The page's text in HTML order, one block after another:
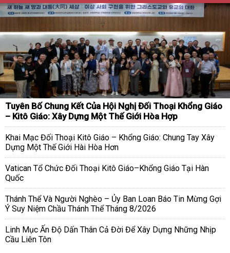
Tuyên Bố Chung Kết Của Hội Nghị Đối Thoại Khổng Giáo
– Kitô Giáo: Xây Dựng Một Thế Giới Hòa Hợp
Khai Mạc Đối Thoại Kitô Giáo – Khổng Giáo: Chung Tay Xây
Dựng Một Thế Giới Hài Hòa Hơn
Vatican Tổ Chức Đối Thoại Kitô Giáo–Khổng Giáo Tại Hàn
Quốc
Thánh Thể Và Người Nghèo – Ủy Ban Loan Báo Tin Mừng Gợi
Ý Suy Niệm Chầu Thánh Thể Tháng 8/2026
Linh Mục Ấn Độ Dấn Thân Cả Đời Để Xây Dựng Những Nhịp
Cầu Liên Tôn